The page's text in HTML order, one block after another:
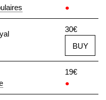
●
30€
BUY
19€
●